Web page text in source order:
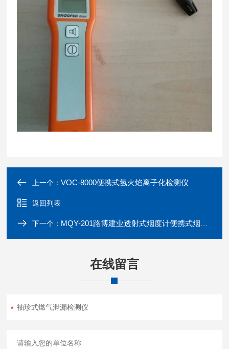
上一个：VOC-8000便携式氢火焰离子化检测仪
返回列表
下一个： MQY-201路博建业透射式烟度计便携式烟气分析仪
在线留言